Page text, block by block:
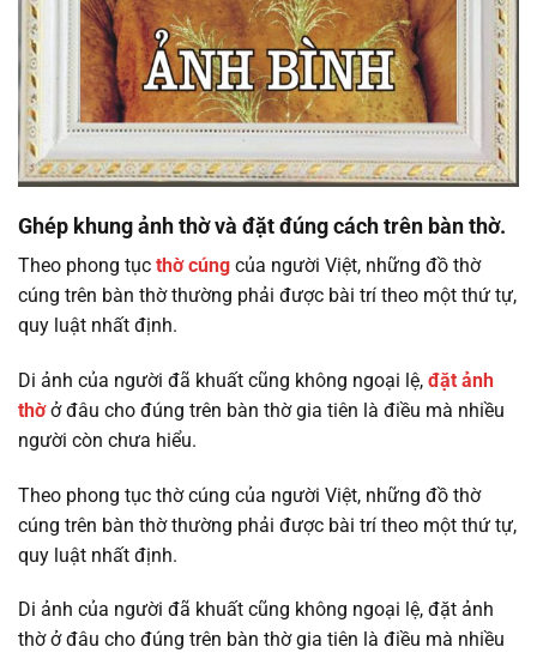
Ghép khung ảnh thờ và đặt đúng cách trên bàn thờ.
Theo phong tục thờ cúng của người Việt, những đồ thờ
cúng trên bàn thờ thường phải được bài trí theo một thứ tự,
quy luật nhất định.
Di ảnh của người đã khuất cũng không ngoại lệ, đặt ảnh
thờở đâu cho đúng trên bàn thờ gia tiên là điều mà nhiều
người còn chưa hiểu.
Theo phong tục thờ cúng của người Việt, những đồ thờ
cúng trên bàn thờ thường phải được bài trí theo một thứ tự,
quy luật nhất định.
Di ảnh của người đã khuất cũng không ngoại lệ, đặt ảnh
thờ ở đâu cho đúng trên bàn thờ gia tiên là điều mà nhiều